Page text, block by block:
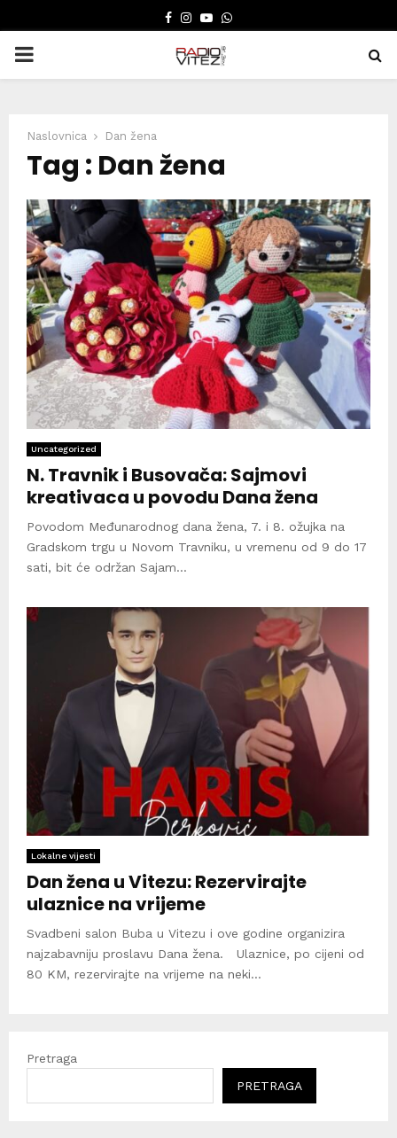
FACEBOOK
INSTAGRAM
YOUTUBE
WHATSAPP
PRIMARY
Naslovnica Dan žena
Tag : Dan žena
Uncategorized
N. Travnik i Busovača: Sajmovi
kreativaca u povodu Dana žena
Povodom Međunarodnog dana žena, 7. i 8. ožujka na
Gradskom trgu u Novom Travniku, u vremenu od 9 do 17
sati, bit će održan Sajam...
Lokalne vijesti
Dan žena u Vitezu: Rezervirajte
ulaznice na vrijeme
Svadbeni salon Buba u Vitezu i ove godine organizira
najzabavniju proslavu Dana žena. Ulaznice, po cijeni od
80 KM, rezervirajte na vrijeme na neki...
Pretraga
PRETRAGA